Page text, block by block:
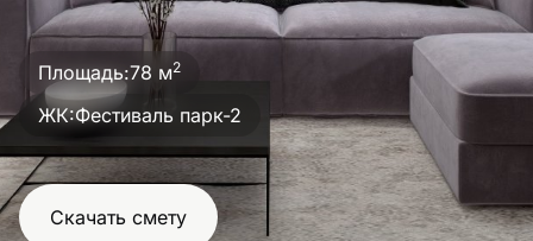
Обсудить
проект
Площадь:78 м2
ЖК:Фестиваль парк-2
Скачать смету